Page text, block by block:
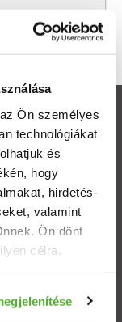
Ön személyes
technológiákat
és
hogy
hirdetés-
valamint
Ön dönt
célra.
keresel.